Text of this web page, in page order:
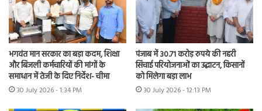
भगवंत मान सरकार का बड़ा कदम, शिक्षा
और बिजली कर्मचारियों की मांगों के
समाधान में तेजी के दिए निर्देश- चीमा
30 July 2026 - 1:34 PM
पंजाब में 30.71 करोड़ रुपये की नहरी
सिंचाई परियोजनाओं का उद्घाटन, किसानों
को मिलेगा बड़ा लाभ
30 July 2026 - 12:13 PM